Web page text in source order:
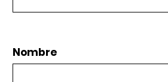
Nombre